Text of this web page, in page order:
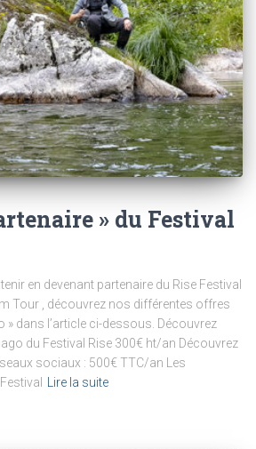
» du Festival
en devenant partenaire du Rise Festival
Tour , découvrez nos différentes offres
» dans l’article ci-dessous. Découvrez
du Festival Rise 300€ ht/an Découvrez
sociaux : 500€ TTC/an Les
Lire la suite